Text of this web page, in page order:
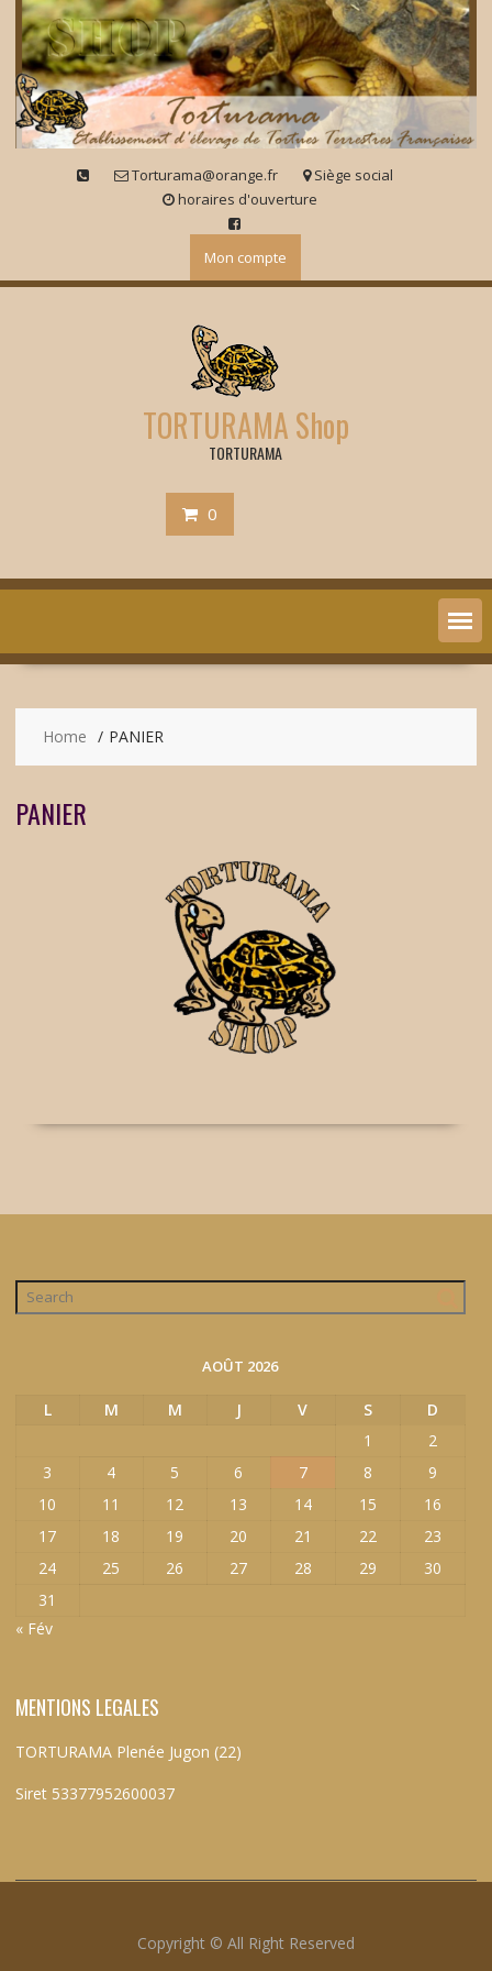
Skip
content
Torturama@orange.fr
Siège social
horaires d'ouverture
Mon compte
TORTURAMA Shop
TORTURAMA
0
Home PANIER
PANIER
AOÛT 2026
L M M J V S
D
1
2
3
4 5 6 7 8
9
10
11 12 13 14 15
16
17
18 19 20 21 22
23
24
25 26 27 28 29
30
31
« Fév
MENTIONS LEGALES
TORTURAMA Plenée Jugon (22)
Siret 53377952600037
Copyright © All Right Reserved